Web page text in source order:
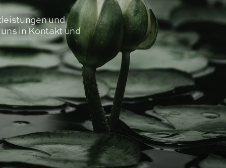
und
in Kontakt und